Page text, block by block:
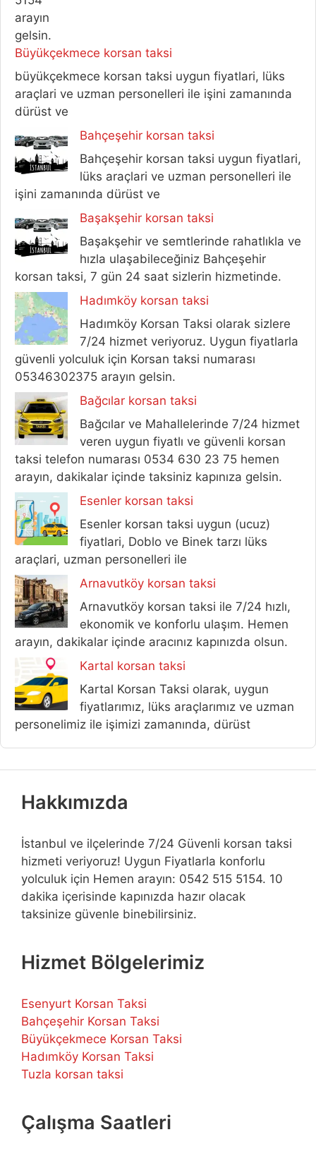
Büyükçekmece korsan taksi
büyükçekmece korsan taksi uygun fiyatlari, lüks
araçlari ve uzman personelleri ile işini zamanında
dürüst ve
Bahçeşehir korsan taksi
Bahçeşehir korsan taksi uygun fiyatlari,
lüks araçlari ve uzman personelleri ile
işini zamanında dürüst ve
Başakşehir korsan taksi
Başakşehir ve semtlerinde rahatlıkla ve
hızla ulaşabileceğiniz Bahçeşehir
korsan taksi, 7 gün 24 saat sizlerin hizmetinde.
Hadımköy korsan taksi
Hadımköy Korsan Taksi olarak sizlere
7/24 hizmet veriyoruz. Uygun fiyatlarla
güvenli yolculuk için Korsan taksi numarası
05346302375 arayın gelsin.
Bağcılar korsan taksi
Bağcılar ve Mahallelerinde 7/24 hizmet
veren uygun fiyatlı ve güvenli korsan
taksi telefon numarası 0534 630 23 75 hemen
arayın, dakikalar içinde taksiniz kapınıza gelsin.
Esenler korsan taksi
Esenler korsan taksi uygun (ucuz)
fiyatlari, Doblo ve Binek tarzı lüks
araçlari, uzman personelleri ile
Arnavutköy korsan taksi
Arnavutköy korsan taksi ile 7/24 hızlı,
ekonomik ve konforlu ulaşım. Hemen
arayın, dakikalar içinde aracınız kapınızda olsun.
Kartal korsan taksi
Kartal Korsan Taksi olarak, uygun
fiyatlarımız, lüks araçlarımız ve uzman
personelimiz ile işimizi zamanında, dürüst
Hakkımızda
İstanbul ve ilçelerinde 7/24 Güvenli korsan taksi
hizmeti veriyoruz! Uygun Fiyatlarla konforlu
yolculuk için Hemen arayın: 0542 515 5154. 10
dakika içerisinde kapınızda hazır olacak
taksinize güvenle binebilirsiniz.
Hizmet Bölgelerimiz
Esenyurt Korsan Taksi
Bahçeşehir Korsan Taksi
Büyükçekmece Korsan Taksi
Hadımköy Korsan Taksi
Tuzla korsan taksi
Çalışma Saatleri